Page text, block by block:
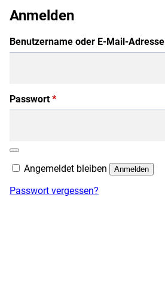
Anmelden
Benutzername oder E-Mail-Adresse
Passwort*Erforderlich
Angemeldet bleiben Anmelden
Passwort vergessen?